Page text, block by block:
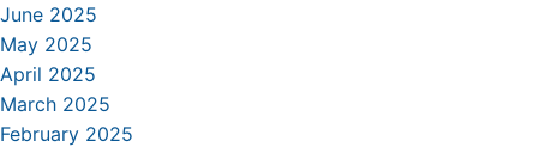
June 2025
May 2025
April 2025
March 2025
February 2025